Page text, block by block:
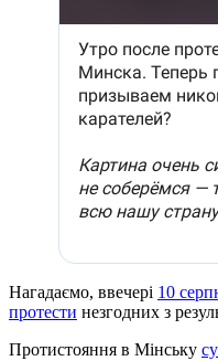
Нагадаємо, ввечері 10
протести незгодних з
Протистояння в Мінську